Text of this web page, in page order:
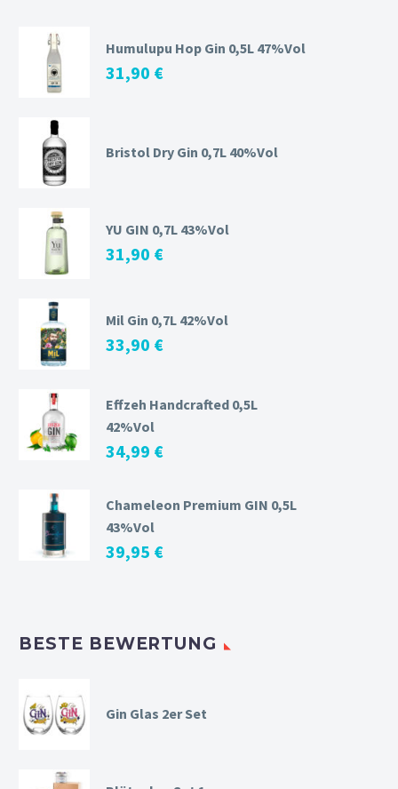
Humulupu Hop Gin 0,5L 47%Vol
31,90 €
Bristol Dry Gin 0,7L 40%Vol
YU GIN 0,7L 43%Vol
31,90 €
Mil Gin 0,7L 42%Vol
33,90 €
Effzeh Handcrafted 0,5L
42%Vol
34,99 €
Chameleon Premium GIN 0,5L
43%Vol
39,95 €
BESTE BEWERTUNG
Gin Glas 2er Set